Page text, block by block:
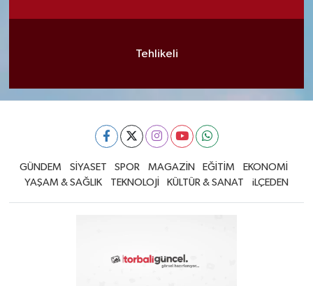
Tehlikeli
GÜNDEM SİYASET SPOR MAGAZİN EĞİTİM
EKONOMİ
YAŞAM & SAĞLIK
TEKNOLOJİ KÜLTÜR & SANAT iLÇEDEN